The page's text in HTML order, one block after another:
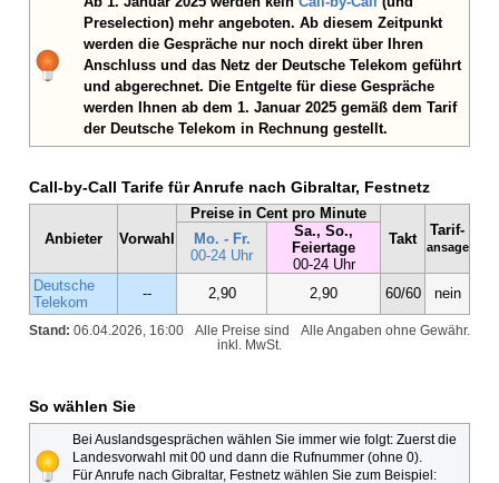
Preselection) mehr angeboten. Ab diesem Zeitpunkt
werden die Gespräche nur noch direkt über Ihren
Anschluss und das Netz der Deutsche Telekom geführt
und abgerechnet. Die Entgelte für diese Gespräche
werden Ihnen ab dem 1. Januar 2025 gemäß dem Tarif
der Deutsche Telekom in Rechnung gestellt.
Call-by-Call Tarife für Anrufe nach Gibraltar, Festnetz
Anbieter Vorwahl
Preise in Cent pro Minute
Takt
Tarif-
ansage
Mo. - Fr.
00-24 Uhr
Sa., So.,
Feiertage
00-24 Uhr
Deutsche
Telekom
-- 2,90 2,90 60/60 nein
Stand: 06.04.2026, 16:00 Alle Angaben ohne Gewähr.
Alle Preise sind
inkl. MwSt.
So wählen Sie
Bei Auslandsgesprächen wählen Sie immer wie folgt: Zuerst die
Landesvorwahl mit 00 und dann die Rufnummer (ohne 0).
Für Anrufe nach Gibraltar, Festnetz wählen Sie zum Beispiel: